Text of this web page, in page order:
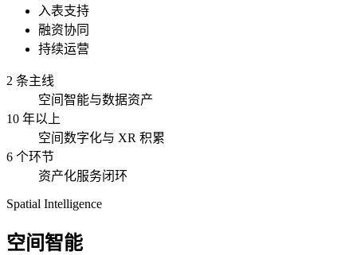
入表支持
融资协同
持续运营
2 条主线
空间智能与数据资产
10 年以上
空间数字化与 XR 积累
6 个环节
资产化服务闭环
Spatial Intelligence
空间智能